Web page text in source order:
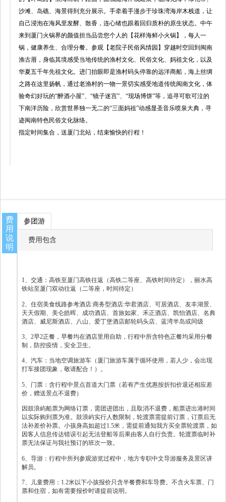
沙滩、岛礁、海景得到充分展示。手牵着手漫步于珍珠湾海岸木栈道，让
自己浸泡在海风里发酵、散香，连心绪也跟着回归质朴的原生状态。中午
来到厦门火锅界的颜值担当品尝您个人的【花样海鲜小火锅】，每人一
锅，健康养生、合理分餐。参观【老院子民俗风情园】穿越时空回到闽南
渔古厝，身临其境感受当地传统的渔村文化、民俗文化、妈祖文化，以及
华夏五千年先祖文化。进门抬眼即是渔村码头停靠的远洋商船，海上丝绸
之路在这里扬帆，通过老渔村的一物一景切实感受地道传统闽南文化，体
验奇幻好玩的“醉酒小屋”、“镜子迷宫”、“现场博饼”等，追寻可歌可泣的
下南洋历险，欣赏世界独一无二的“三面妈祖”动感显圣音乐喷泉大典，寻
迹闽南特色民俗文化脉络。
指定时间集合，送厦门北站，结束愉快的行程！
费
用
说
明
参团游
费用包含
1、交通：高铁至厦门高铁往返（高铁二等座、高铁时间待定），丽水高
铁站至厦门双动往返（二等座，时间待定）
2、住宿美食线路参考酒店:商务型酒店:华君酒店、可居酒店、友丰湖景、
天天假期、美仑皓晖、成功酒店、首旅如家、禾正酒店、凯怡酒店、名典
酒店、威尼斯酒店、八山、爱丁堡酒店邮轮码头店、蓝湾半岛或同级
3、2早2正餐，早餐均在酒店里用自助，行程中所含特色正餐均采用分餐
制，防控疫情，安全卫生。
4、汽车：当地空调旅游车（厦门旅游车属于循环使用，若人少，会出现
打车接团现象，敬请配合！）。
5、门票：含行程中景点首道大门票（若有产生优惠按折扣价退还相应差
价，赠送景点不退费）
因鼓浪屿船票为网络订票，需团进团出，且取消不退费，船票进出港时间
以实际购到票为准。鼓浪屿实行人数限制，轮渡票需提前订票，订票后无
法补差价补票。小孩身高如超过1.5米，需提前通知我方买全票轮渡票，如
因客人信息传达错误引起无法登船等后果由客人自行负责。轮渡票临时补
票无法保证与我社预订的班次一致。
6、导游：行程中所列参观游览过程中，地方专职中文导游服务及景区讲
解员。
7、儿童费用：1.2米以下小孩报价只含半餐费和车导费。不含火车票、门
票和住宿，如有需要报价时请提前说明。